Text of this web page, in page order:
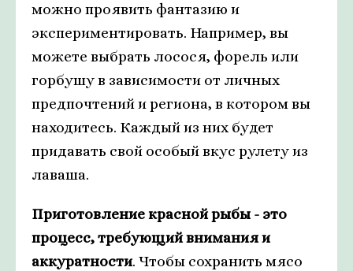
можно проявить фантазию и
экспериментировать. Например, вы
можете выбрать лосося, форель или
горбушу в зависимости от личных
предпочтений и региона, в котором вы
находитесь. Каждый из них будет
придавать свой особый вкус рулету из
лаваша.
Приготовление красной рыбы - это
процесс, требующий внимания и
аккуратности. Чтобы сохранить мясо